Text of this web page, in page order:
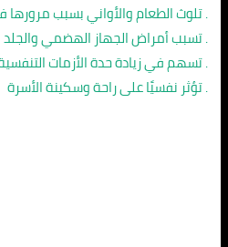
. تلوث الطعام والأواني بسبب مرورها
. تسبب أمراض الجهاز الهضمي والجلد
. تسهم في زيادة حدة الأزمات
. تؤثر نفسيًا على راحة وسكينة الأسرة